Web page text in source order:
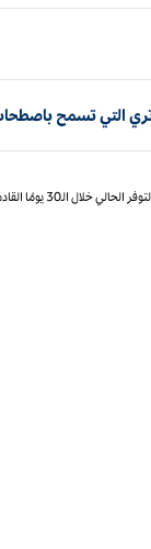
التي تسمح باصطحاب
الرجاء إدخال التواريخ الدقيقة للتسعير المحدد والتوفر.